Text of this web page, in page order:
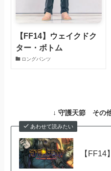
【FF14】ウェイクドク
ター・ボトム
ロングパンツ
↓ 守護天節 その
あわせて読みたい
【